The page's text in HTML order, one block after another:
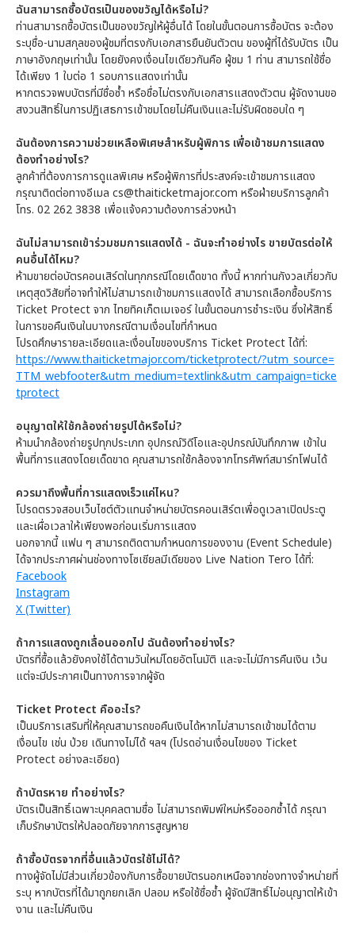
ฉันสามารถซื้อบัตรเป็นของขวัญได้หรือไม่?
ท่านสามารถซื้อบัตรเป็นของขวัญให้ผู้อื่นได้ โดยในขั้นตอนการซื้อบัตร จะต้อง
ระบุชื่อ-นามสกุลของผู้ชมที่ตรงกับเอกสารยืนยันตัวตน ของผู้ที่ได้รับบัตร เป็น
ภาษาอังกฤษเท่านั้น โดยยังคงเงื่อนไขเดียวกันคือ ผู้ชม 1 ท่าน สามารถใช้ชื่อ
ได้เพียง 1 ใบต่อ 1 รอบการแสดงเท่านั้น
หากตรวจพบบัตรที่มีชื่อซ้ำ หรือชื่อไม่ตรงกับเอกสารแสดงตัวตน ผู้จัดงานขอ
สงวนสิทธิ์ในการปฏิเสธการเข้าชมโดยไม่คืนเงินและไม่รับผิดชอบใด ๆ
ฉันต้องการความช่วยเหลือพิเศษสำหรับผู้พิการ เพื่อเข้าชมการแสดง
ต้องทำอย่างไร?
ลูกค้าที่ต้องการการดูแลพิเศษ หรือผู้พิการที่ประสงค์จะเข้าชมการแสดง
กรุณาติดต่อทางอีเมล cs@thaiticketmajor.com หรือฝ่ายบริการลูกค้า
โทร. 02 262 3838 เพื่อแจ้งความต้องการล่วงหน้า
ฉันไม่สามารถเข้าร่วมชมการแสดงได้ - ฉันจะทำอย่างไร ขายบัตรต่อให้
คนอื่นได้ไหม?
ห้ามขายต่อบัตรคอนเสิร์ตในทุกกรณีโดยเด็ดขาด ทั้งนี้ หากท่านกังวลเกี่ยวกับ
เหตุสุดวิสัยที่อาจทำให้ไม่สามารถเข้าชมการแสดงได้ สามารถเลือกซื้อบริการ
Ticket Protect จาก ไทยทิคเก็ตเมเจอร์ ในขั้นตอนการชำระเงิน ซึ่งให้สิทธิ์
ในการขอคืนเงินในบางกรณีตามเงื่อนไขที่กำหนด
โปรดศึกษารายละเอียดและเงื่อนไขของบริการ Ticket Protect ได้ที่:
https://www.thaiticketmajor.com/ticketprotect/?utm_source=
TTM_webfooter&utm_medium=textlink&utm_campaign=ticke
tprotect
อนุญาตให้ใช้กล้องถ่ายรูปได้หรือไม่?
ห้ามนำกล้องถ่ายรูปทุกประเภท อุปกรณ์วิดีโอและอุปกรณ์บันทึกภาพ เข้าใน
พื้นที่การแสดงโดยเด็ดขาด คุณสามารถใช้กล้องจากโทรศัพท์สมาร์ทโฟนได้
ควรมาถึงพื้นที่การแสดงเร็วแค่ไหน?
โปรดตรวจสอบเว็บไซต์ตัวแทนจำหน่ายบัตรคอนเสิร์ตเพื่อดูเวลาเปิดประตู
และเผื่อเวลาให้เพียงพอก่อนเริ่มการแสดง
นอกจากนี้ แฟน ๆ สามารถติดตามกำหนดการของงาน (Event Schedule)
ได้จากประกาศผ่านช่องทางโซเชียลมีเดียของ Live Nation Tero ได้ที่:
Facebook
Instagram
X (Twitter)
ถ้าการแสดงถูกเลื่อนออกไป ฉันต้องทำอย่างไร?
บัตรที่ซื้อแล้วยังคงใช้ได้ตามวันใหม่โดยอัตโนมัติ และจะไม่มีการคืนเงิน เว้น
แต่จะมีประกาศเป็นทางการจากผู้จัด
Ticket Protect คืออะไร?
เป็นบริการเสริมที่ให้คุณสามารถขอคืนเงินได้หากไม่สามารถเข้าชมได้ตาม
เงื่อนไข เช่น ป่วย เดินทางไม่ได้ ฯลฯ (โปรดอ่านเงื่อนไขของ Ticket
Protect อย่างละเอียด)
ถ้าบัตรหาย ทำอย่างไร?
บัตรเป็นสิทธิ์เฉพาะบุคคลตามชื่อ ไม่สามารถพิมพ์ใหม่หรือออกซ้ำได้ กรุณา
เก็บรักษาบัตรให้ปลอดภัยจากการสูญหาย
ถ้าซื้อบัตรจากที่อื่นแล้วบัตรใช้ไม่ได้?
ทางผู้จัดไม่มีส่วนเกี่ยวข้องกับการซื้อขายบัตรนอกเหนือจากช่องทางจำหน่ายที่
ระบุ หากบัตรที่ได้มาถูกยกเลิก ปลอม หรือใช้ชื่อซ้ำ ผู้จัดมีสิทธิ์ไม่อนุญาตให้เข้า
งาน และไม่คืนเงิน